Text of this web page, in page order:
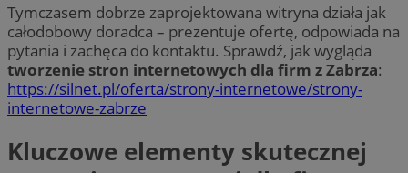
Tymczasem dobrze zaprojektowana witryna działa jak
całodobowy doradca – prezentuje ofertę, odpowiada na
pytania i zachęca do kontaktu. Sprawdź, jak wygląda
tworzenie stron internetowych dla firm z Zabrza:
https://silnet.pl/oferta/strony-internetowe/strony-
internetowe-zabrze
Kluczowe elementy skutecznej